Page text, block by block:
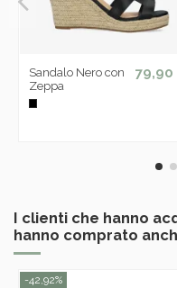
Sandalo Nero con
Zeppa
79,90
I clienti che hanno
hanno comprato
-42,92%